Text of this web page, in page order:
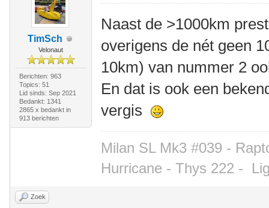
TimSch
Velonaut
Berichten: 963
Topics: 51
Lid sinds: Sep 2021
Bedankt: 1341
2865 x bedankt in
913 berichten
Naast de >1000km
overigens de nét geen
10km) van nummer 2
En dat is ook een
vergis
Milan SL Mk3 #039 -
Hurricane - Thys 222 -
Zoek